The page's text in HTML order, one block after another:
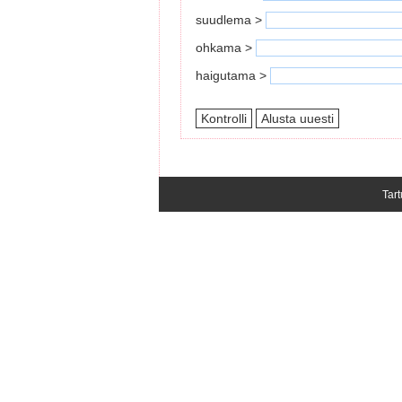
suudlema >
ohkama >
haigutama >